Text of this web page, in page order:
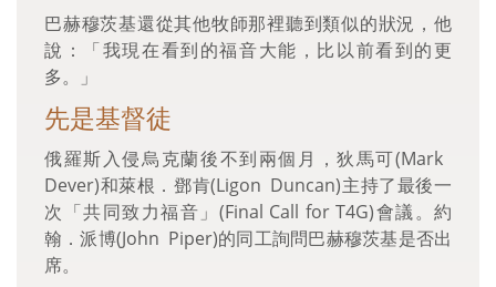
巴赫穆茨基還從其他牧師那裡聽到類似的狀況，他
說：「我現在看到的福音大能，比以前看到的更
多。」
先是基督徒
俄羅斯入侵烏克蘭後不到兩個月，狄馬可(Mark
Dever)和萊根．鄧肯(Ligon Duncan)主持了最後一
次「共同致力福音」(Final Call for T4G)會議。約
翰．派博(John Piper)的同工詢問巴赫穆茨基是否出
席。